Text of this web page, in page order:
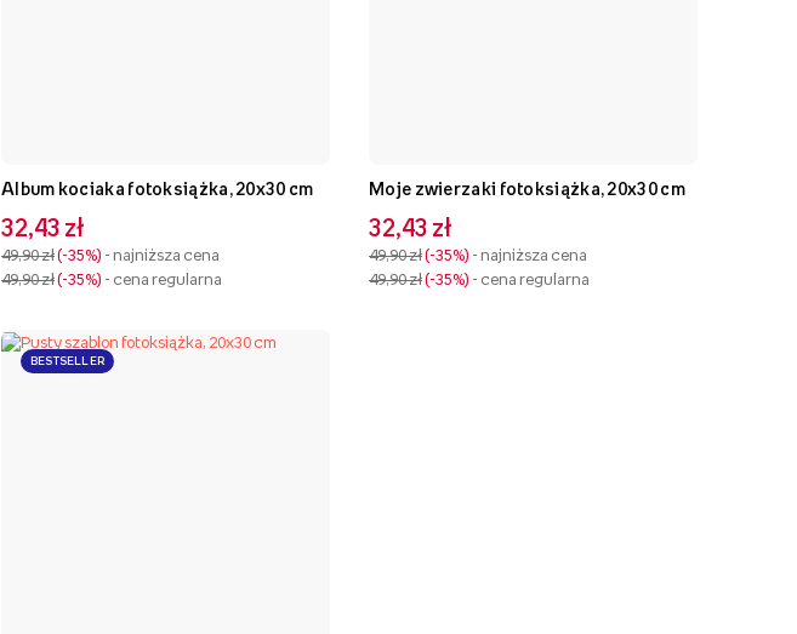
Album kociaka fotoksiążka, 20x30 cm
32,43 zł
49,90 zł -35% - najniższa cena
49,90 zł -35% - cena regularna
Moje zwierzaki fotoksiążka, 20x30 cm
32,43 zł
49,90 zł -35% - najniższa cena
49,90 zł -35% - cena regularna
BESTSELLER